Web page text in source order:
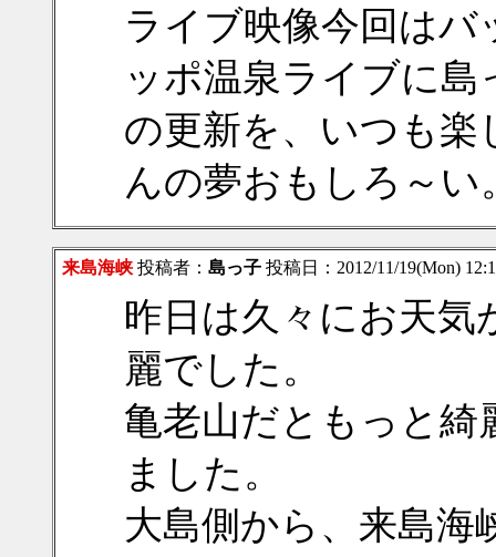
ライブ映像今回は
ッポ温泉ライブに
の更新を、いつも
んの夢おもしろ～
来島海峡 投稿者： 島っ子 投稿日：2012/11/19(Mon)
昨日は久々にお天気
麗でした。
亀老山だともっと
ました。
大島側から、来島海